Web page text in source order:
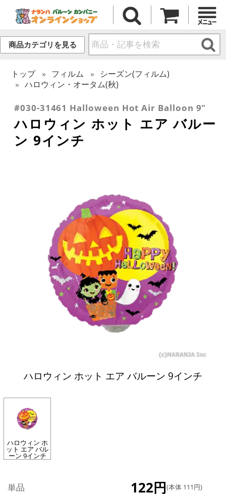
商品カテゴリを見る
トップ フィルム
シーズン(フィルム)
ハロウィン・オータム(秋)
#030-31461 Halloween Hot Air Balloon 9"
ハロウィン ホット エア バルー
ン 9インチ
ハロウィン ホット エア バルーン 9インチ
ハロウィン ホ
ット エア バル
ーン 9インチ
単品 122円(本体 111円)